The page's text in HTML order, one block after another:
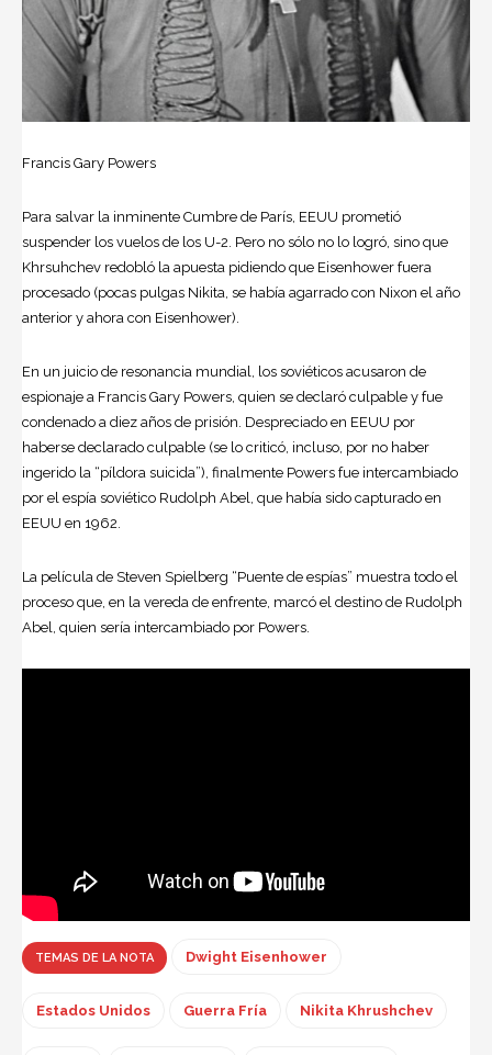
Francis Gary Powers
Para salvar la inminente Cumbre de París, EEUU prometió
suspender los vuelos de los U-2. Pero no sólo no lo logró, sino que
Khrsuhchev redobló la apuesta pidiendo que Eisenhower fuera
procesado (pocas pulgas Nikita, se había agarrado con Nixon el año
anterior y ahora con Eisenhower).
En un juicio de resonancia mundial, los soviéticos acusaron de
espionaje a Francis Gary Powers, quien se declaró culpable y fue
condenado a diez años de prisión. Despreciado en EEUU por
haberse declarado culpable (se lo criticó, incluso, por no haber
ingerido la “píldora suicida”), finalmente Powers fue intercambiado
por el espía soviético Rudolph Abel, que había sido capturado en
EEUU en 1962.
La película de Steven Spielberg “Puente de espías” muestra todo el
proceso que, en la vereda de enfrente, marcó el destino de Rudolph
Abel, quien sería intercambiado por Powers.
TEMAS DE LA NOTA Dwight Eisenhower
Estados Unidos Guerra Fría Nikita Khrushchev